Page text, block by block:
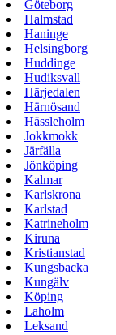
Göteborg
Halmstad
Haninge
Helsingborg
Huddinge
Hudiksvall
Härjedalen
Härnösand
Hässleholm
Jokkmokk
Järfälla
Jönköping
Kalmar
Karlskrona
Karlstad
Katrineholm
Kiruna
Kristianstad
Kungsbacka
Kungälv
Köping
Laholm
Leksand